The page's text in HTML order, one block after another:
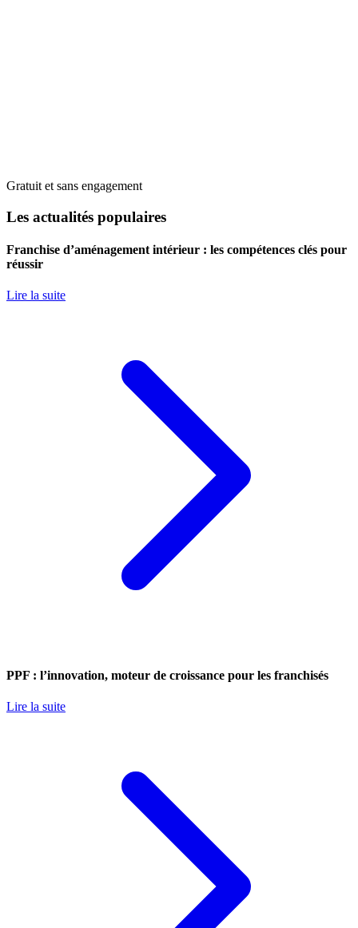
Gratuit et sans engagement
Les actualités populaires
Franchise d’aménagement intérieur : les compétences clés pour
réussir
Lire la suite
PPF : l’innovation, moteur de croissance pour les franchisés
Lire la suite